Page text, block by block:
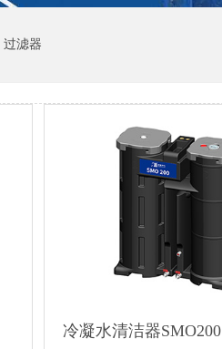
过滤器
冷凝水清洁器SMO200